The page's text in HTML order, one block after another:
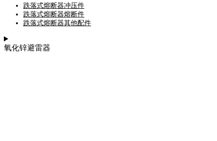
跌落式熔断器冲压件
跌落式熔断器熔断件
跌落式熔断器其他配件
氧化锌避雷器